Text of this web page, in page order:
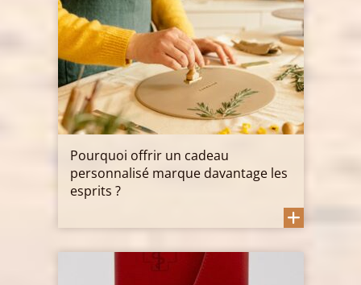
Pourquoi offrir un cadeau
personnalisé marque davantage les
esprits ?